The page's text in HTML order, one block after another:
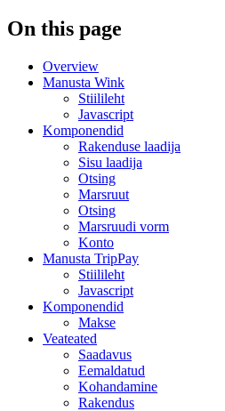
On this page
Overview
Manusta Wink
Stiilileht
Javascript
Komponendid
Rakenduse laadija
Sisu laadija
Otsing
Marsruut
Otsing
Marsruudi vorm
Konto
Manusta TripPay
Stiilileht
Javascript
Komponendid
Makse
Veateated
Saadavus
Eemaldatud
Kohandamine
Rakendus